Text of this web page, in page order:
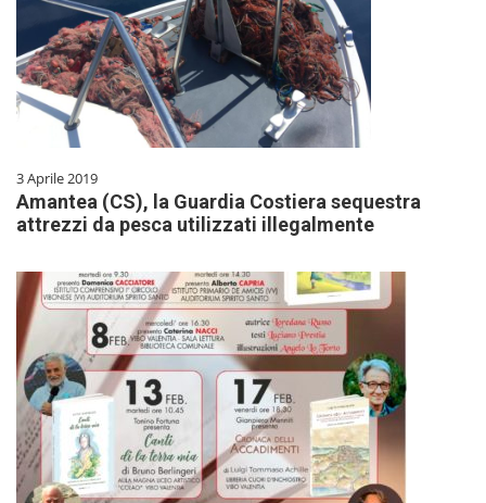
3 Aprile 2019
Amantea (CS), la Guardia Costiera sequestra
attrezzi da pesca utilizzati illegalmente